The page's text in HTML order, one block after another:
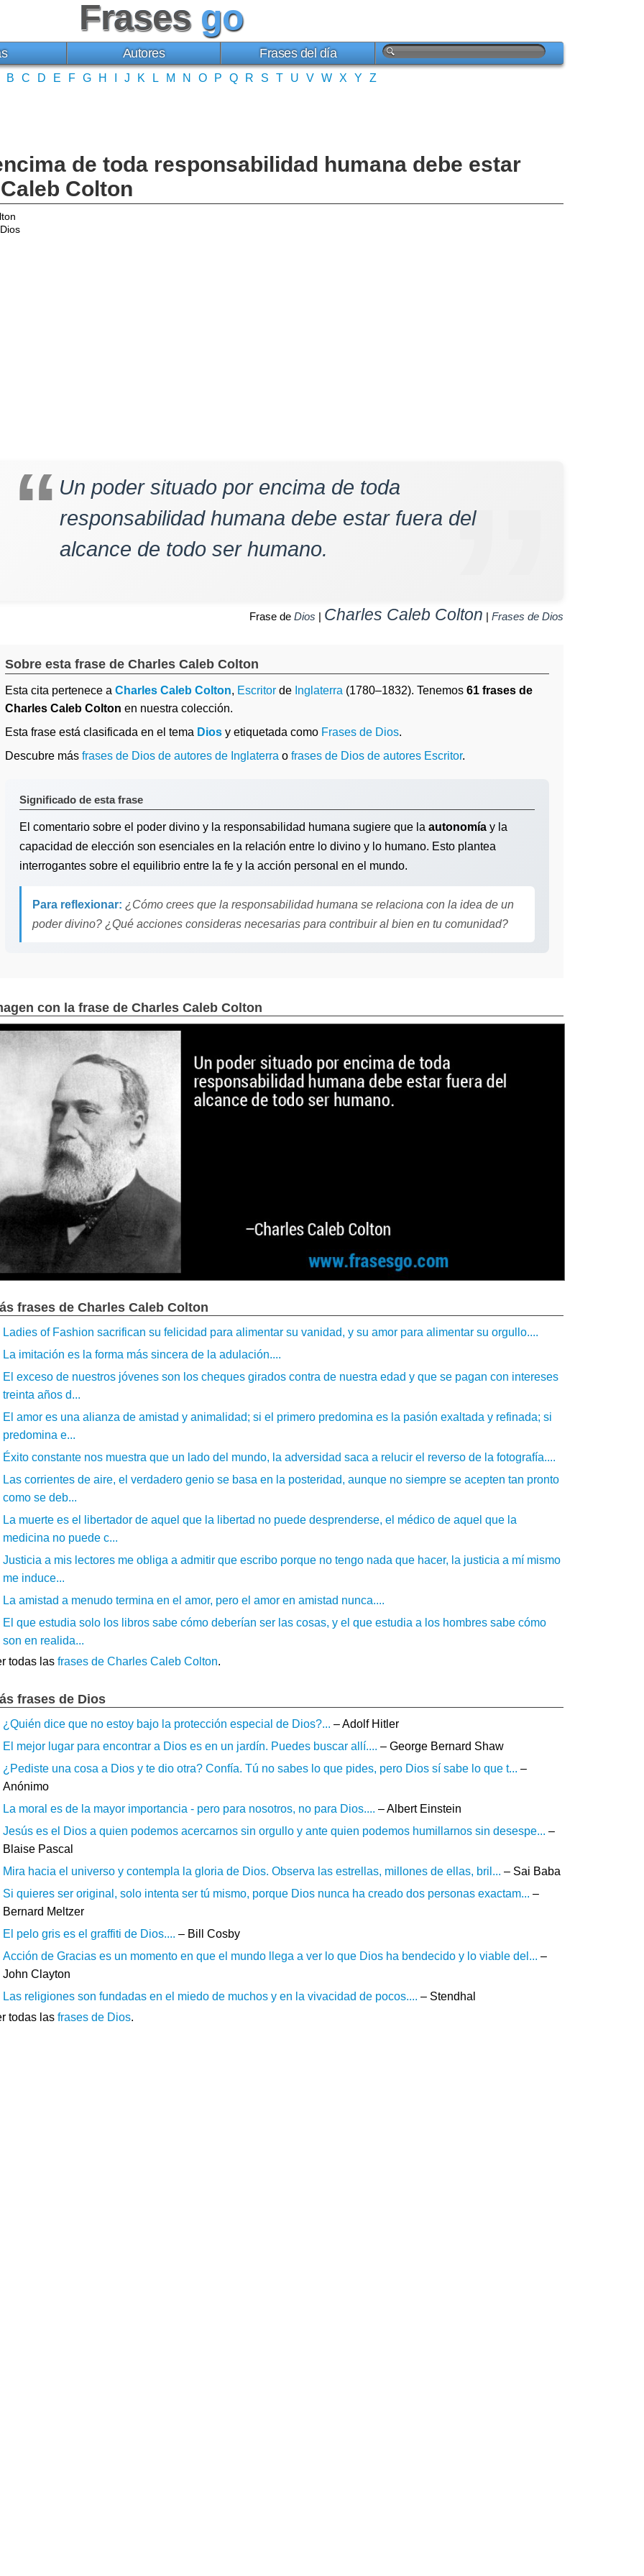
Frases go
Autores Frases del día
B C D E F G H J K L M N O P Q R S T U V W X Y Z
de toda responsabilidad humana debe estar
Colton
Un poder situado por encima de toda
responsabilidad humana debe estar fuera del
alcance de todo ser humano.
Frase de Dios | Charles Caleb Colton | Frases de Dios
Sobre esta frase de Charles Caleb Colton
Esta cita pertenece a Charles Caleb Colton, Escritor de Inglaterra (1780–1832). Tenemos 61 frases de
Charles Caleb Colton en nuestra colección.
Esta frase está clasificada en el tema Dios y etiquetada como Frases de Dios.
Descubre más frases de Dios de autores de Inglaterra o frases de Dios de autores Escritor.
Significado de esta frase
El comentario sobre el poder divino y la responsabilidad humana sugiere que la autonomía y la
capacidad de elección son esenciales en la relación entre lo divino y lo humano. Esto plantea
interrogantes sobre el equilibrio entre la fe y la acción personal en el mundo.
Para reflexionar: ¿Cómo crees que la responsabilidad humana se relaciona con la idea de un
poder divino? ¿Qué acciones consideras necesarias para contribuir al bien en tu comunidad?
con la frase de Charles Caleb Colton
frases de Charles Caleb Colton
Ladies of Fashion sacrifican su felicidad para alimentar su vanidad, y su amor para alimentar su orgullo....
La imitación es la forma más sincera de la adulación....
El exceso de nuestros jóvenes son los cheques girados contra de nuestra edad y que se pagan con intereses
treinta años d...
El amor es una alianza de amistad y animalidad; si el primero predomina es la pasión exaltada y refinada; si
predomina e...
Éxito constante nos muestra que un lado del mundo, la adversidad saca a relucir el reverso de la fotografía....
Las corrientes de aire, el verdadero genio se basa en la posteridad, aunque no siempre se acepten tan pronto
como se deb...
La muerte es el libertador de aquel que la libertad no puede desprenderse, el médico de aquel que la
medicina no puede c...
Justicia a mis lectores me obliga a admitir que escribo porque no tengo nada que hacer, la justicia a mí mismo
me induce...
La amistad a menudo termina en el amor, pero el amor en amistad nunca....
El que estudia solo los libros sabe cómo deberían ser las cosas, y el que estudia a los hombres sabe cómo
son en realida...
todas las frases de Charles Caleb Colton.
frases de Dios
¿Quién dice que no estoy bajo la protección especial de Dios?... – Adolf Hitler
El mejor lugar para encontrar a Dios es en un jardín. Puedes buscar allí.... – George Bernard Shaw
¿Pediste una cosa a Dios y te dio otra? Confía. Tú no sabes lo que pides, pero Dios sí sabe lo que t... –
Anónimo
La moral es de la mayor importancia - pero para nosotros, no para Dios.... – Albert Einstein
Jesús es el Dios a quien podemos acercarnos sin orgullo y ante quien podemos humillarnos sin desespe... –
Blaise Pascal
Mira hacia el universo y contempla la gloria de Dios. Observa las estrellas, millones de ellas, bril... – Sai Baba
Si quieres ser original, solo intenta ser tú mismo, porque Dios nunca ha creado dos personas exactam... –
Bernard Meltzer
El pelo gris es el graffiti de Dios.... – Bill Cosby
Acción de Gracias es un momento en que el mundo llega a ver lo que Dios ha bendecido y lo viable del... –
John Clayton
Las religiones son fundadas en el miedo de muchos y en la vivacidad de pocos.... – Stendhal
todas las frases de Dios.